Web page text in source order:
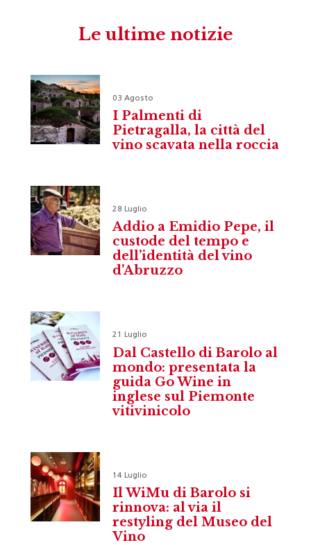
Le ultime notizie
03 Agosto
I Palmenti di
Pietragalla, la città del
vino scavata nella roccia
28 Luglio
Addio a Emidio Pepe, il
custode del tempo e
dell’identità del vino
d’Abruzzo
21 Luglio
Dal Castello di Barolo al
mondo: presentata la
guida Go Wine in
inglese sul Piemonte
vitivinicolo
14 Luglio
Il WiMu di Barolo si
rinnova: al via il
restyling del Museo del
Vino